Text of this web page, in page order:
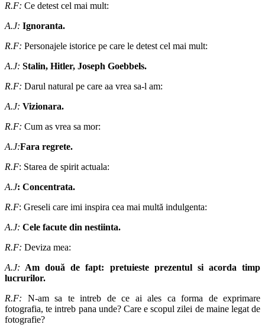
R.F: Ce detest cel mai mult:
A.J: Ignoranta.
R.F: Personajele istorice pe care le detest cel mai mult:
A.J: Stalin, Hitler, Joseph Goebbels.
R.F: Darul natural pe care aa vrea sa-l am:
A.J: Vizionara.
R.F: Cum as vrea sa mor:
A.J:Fara regrete.
R.F: Starea de spirit actuala:
A.J: Concentrata.
R.F: Greseli care imi inspira cea mai multă indulgenta:
A.J: Cele facute din nestiinta.
R.F: Deviza mea:
A.J: Am două de fapt: pretuieste prezentul si acorda timp
lucrurilor.
R.F:
N-am sa te intreb de ce ai ales ca forma de exprimare
fotografia, te intreb pana unde? Care e scopul zilei de maine legat de
fotografie?